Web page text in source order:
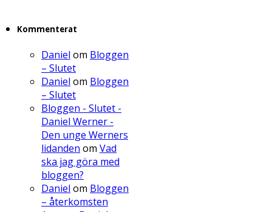
Kommenterat
Daniel om Bloggen
– Slutet
Daniel om Bloggen
– Slutet
Bloggen - Slutet -
Daniel Werner -
Den unge Werners
lidanden om Vad
ska jag göra med
bloggen?
Daniel om Bloggen
– återkomsten